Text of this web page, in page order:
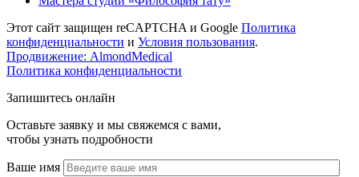
Этот сайт защищен reCAPTCHA и Google Политика
конфиденциальности и Условия пользования.
Продвижение: AlmondMedical
Политика конфиденциальности
Запишитесь онлайн
Оставьте заявку и мы свяжемся с вами,
чтобы узнать подробности
Ваше имя